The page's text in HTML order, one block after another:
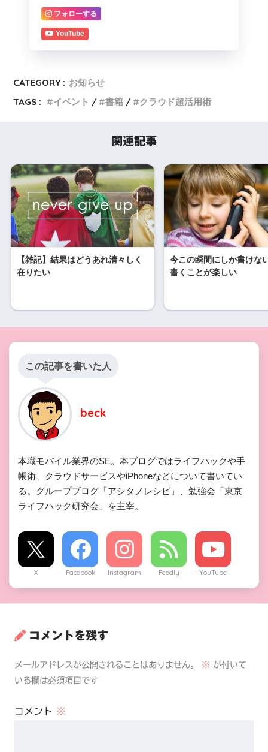
フォローする
YouTube
CATEGORY : お知らせ
TAGS :
イベント 書籍 クラウド超活用術
関連記事
【雑記】結果はどうあれ清々しく
在りたい
今この瞬間にしか書けな
書くことが楽しい
この記事を書いた人
beck
本職モバイル業界のSE。本ブログではライフハックや手
帳術、クラウドサービスやiPhoneなどについて書いてい
る。グループブログ「アシタノレシピ」、勉強会「東京
ライフハック研究会」を主宰。
X Facebook Instagram Feedly YouTube
コメントを残す
メールアドレスが公開されることはありません。 ※ が付いて
いる欄は必須項目です
コメント ※